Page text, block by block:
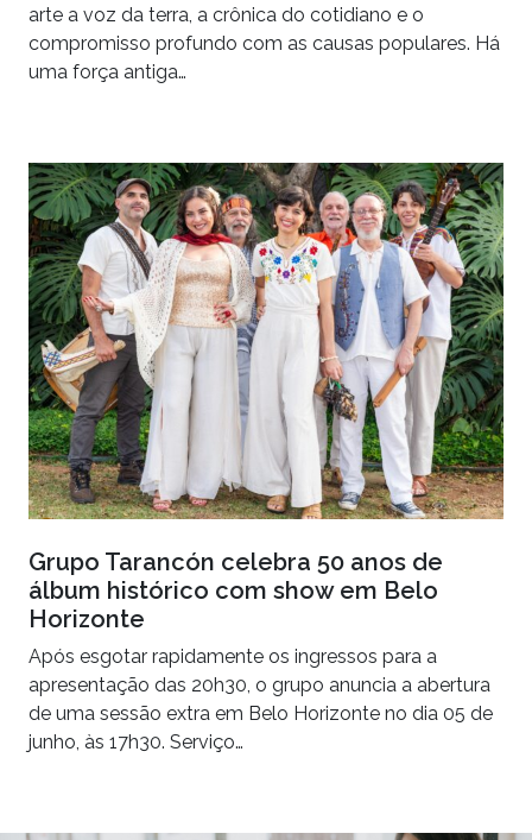
arte a voz da terra, a crônica do cotidiano e o
compromisso profundo com as causas populares. Há
uma força antiga…
Grupo Tarancón celebra 50 anos de
álbum histórico com show em Belo
Horizonte
Após esgotar rapidamente os ingressos para a
apresentação das 20h30, o grupo anuncia a abertura
de uma sessão extra em Belo Horizonte no dia 05 de
junho, às 17h30. Serviço…